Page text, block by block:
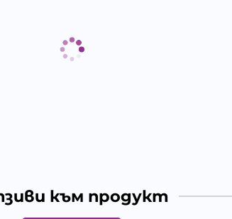
към продукт